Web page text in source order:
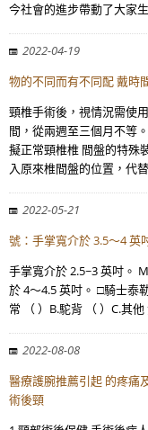
今社會的進步帶動了大家
2022-04-19
物的不同而有不同配 戴時
頸椎手術後，視情況需使
間，從兩週至三個月不等
擬正常頸椎椎 間盤的特殊
入原來椎間盤的位置，代
2022-05-21
號：手掌寬介於 3.5～4 英
手掌寬介於 2.5~3 英吋。
於 4～4.5 英吋。 □騎士泰
常 （ ）B.駝背 （ ）C.其
2022-08-08
醫療護腕推薦引起 的疼痛
術後頸